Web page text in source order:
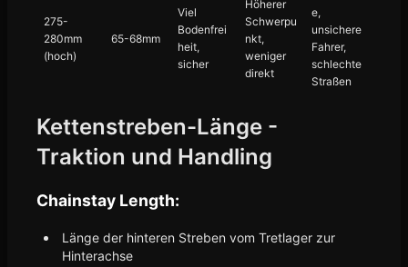
275-
280mm
(hoch)
65-68mm
Viel
Bodenfrei
heit,
sicher
Höherer
Schwerpu
nkt,
weniger
direkt
e,
unsichere
Fahrer,
schlechte
Straßen
Kettenstreben-Länge -
Traktion und Handling
Chainstay Length:
Länge der hinteren Streben vom Tretlager zur
Hinterachse